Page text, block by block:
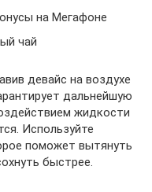
на Мегафоне
чай
девайс на воздухе
дальнейшую
жидкости
Используйте
поможет вытянуть
быстрее.